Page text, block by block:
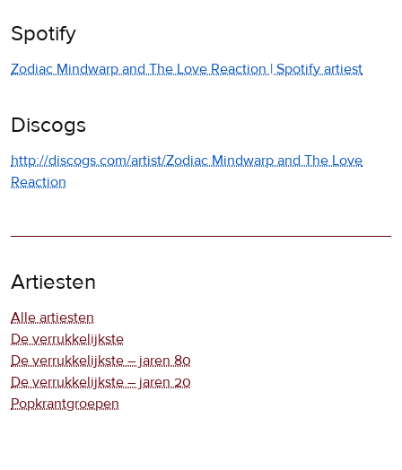
Spotify
Zodiac Mindwarp and The Love Reaction | Spotify artiest
Discogs
http://discogs.com/artist/Zodiac Mindwarp and The Love
Reaction
Artiesten
Alle artiesten
De verrukkelijkste
De verrukkelijkste – jaren 80
De verrukkelijkste – jaren 20
Popkrantgroepen